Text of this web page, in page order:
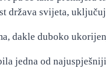
država svijeta,
dakle duboko
jedna od